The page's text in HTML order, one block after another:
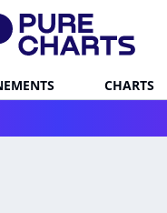
CHARTS